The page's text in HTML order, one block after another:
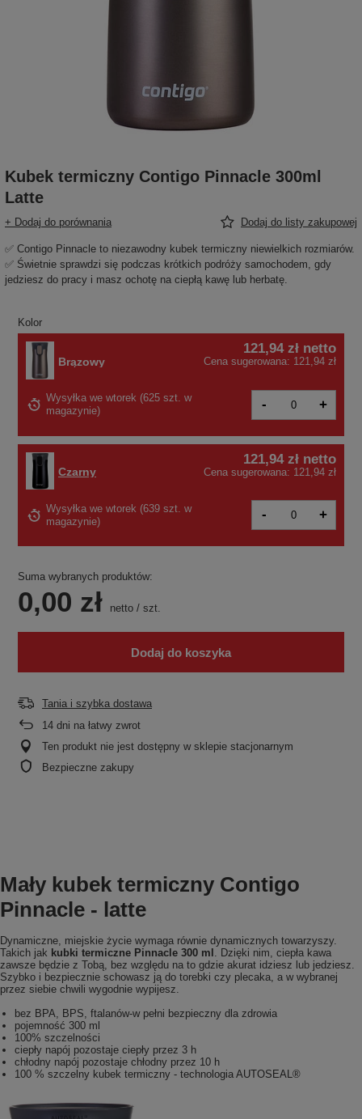
Kubek termiczny Contigo Pinnacle 300ml
Latte
+ Dodaj do porównania Dodaj do listy zakupowej
✅ Contigo Pinnacle to niezawodny kubek termiczny niewielkich rozmiarów.
✅ Świetnie sprawdzi się podczas krótkich podróży samochodem, gdy
jedziesz do pracy i masz ochotę na ciepłą kawę lub herbatę.
Kolor
Czarny
121,94 zł netto
Cena sugerowana: 121,94 zł
Wysyłka we wtorek (639 szt. w
magazynie)
- +
Brązowy
121,94 zł netto
Cena sugerowana: 121,94 zł
Wysyłka we wtorek (625 szt. w
magazynie) - +
Suma wybranych produktów:
0,00 zł netto / szt.
Dodaj do koszyka
Tania i szybka dostawa
14 dni na łatwy zwrot
Ten produkt nie jest dostępny w sklepie stacjonarnym
Bezpieczne zakupy
Mały kubek termiczny Contigo
Pinnacle - latte
Dynamiczne, miejskie życie wymaga równie dynamicznych towarzyszy.
Takich jak kubki termiczne Pinnacle 300 ml . Dzięki nim, ciepła kawa
zawsze będzie z Tobą, bez względu na to gdzie akurat idziesz lub jedziesz.
Szybko i bezpiecznie schowasz ją do torebki czy plecaka, a w wybranej
przez siebie chwili wygodnie wypijesz.
bez BPA, BPS, ftalanów-w pełni bezpieczny dla zdrowia
pojemność 300 ml
100% szczelności
ciepły napój pozostaje ciepły przez 3 h
chłodny napój pozostaje chłodny przez 10 h
100 % szczelny kubek termiczny - technologia AUTOSEAL®